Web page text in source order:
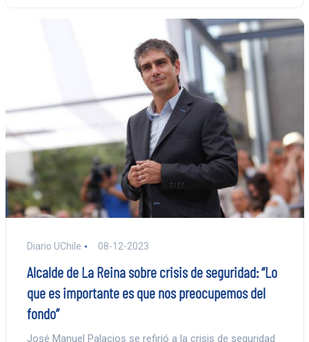
Diario UChile 08-12-2023
Alcalde de La Reina sobre crisis de seguridad: “Lo
que es importante es que nos preocupemos del
fondo”
José Manuel Palacios se refirió a la crisis de seguridad